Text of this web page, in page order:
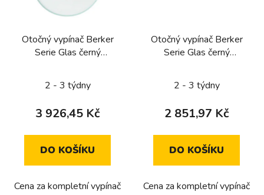
Otočný vypínač Berker
Serie Glas černý
křížový)
2 - 3 týdny
3 926,45 Kč
DO KOŠÍKU
Cena za kompletní vypínač
Otočný vypínač Berker
Serie Glas černý
schodišťový)
2 - 3 týdny
2 851,97 Kč
DO KOŠÍKU
Cena za kompletní vypínač